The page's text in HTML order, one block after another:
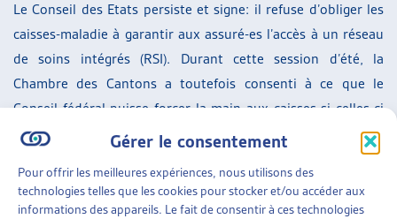
Gérer le consentement
Pour offrir les meilleures expériences, nous utilisons des
technologies telles que les cookies pour stocker et/ou accéder aux
informations des appareils. Le fait de consentir à ces technologies
Le Conseil des Etats persiste et signe: il refuse d’obliger les
caisses-maladie à garantir aux assuré-es l’accès à un réseau
de soins intégrés (RSI). Durant cette session d’été, la
Chambre des Cantons a toutefois consenti à ce que le
Conseil fédéral puisse forcer la main aux caisses si celles-ci
n’étoffent pas l’offre d’une manière satisfaisante dans un
délai de cinq ans. Le Conseil national a, lui, par deux fois
déjà, affirmé sa volonté de contraindre les caisses.
Autre point de divergence entre les deux Chambres: les